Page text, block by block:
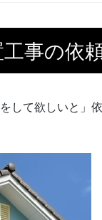
事の依
して欲しいと」